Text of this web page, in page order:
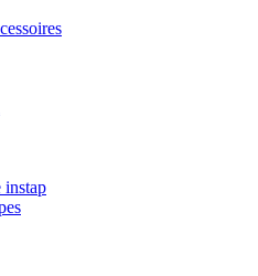
instap